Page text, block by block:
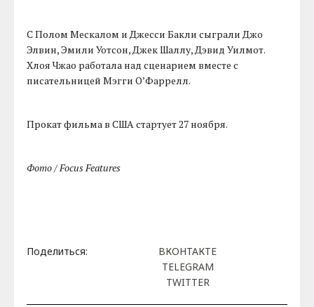
С Полом Мескалом и Джесси Бакли сыграли Джо
Элвин, Эмили Уотсон, Джек Шаллу, Дэвид Уилмот.
Хлоя Чжао работала над сценарием вместе с
писательницей Мэгги О’Фаррелл.
Прокат фильма в США стартует 27 ноября.
Фото / Focus Features
Поделиться:
ВКОНТАКТЕ
TELEGRAM
TWITTER